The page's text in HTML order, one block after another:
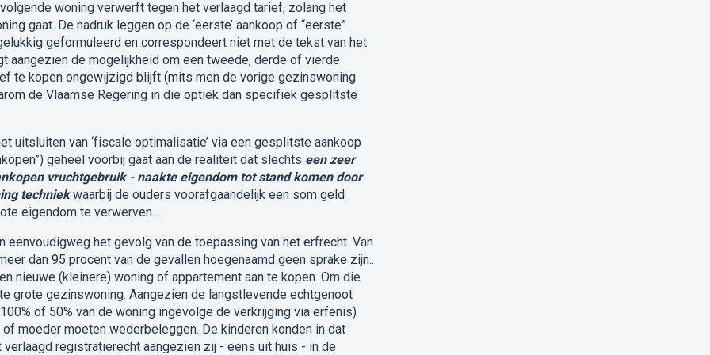
woning verwerft tegen het verlaagd tarief, zolang het
gaat. De nadruk leggen op de ‘eerste’ aankoop of “eerste”
geformuleerd en correspondeert niet met de tekst van het
aangezien de mogelijkheid om een tweede, derde of vierde
te kopen ongewijzigd blijft (mits men de vorige gezinswoning
de Vlaamse Regering in die optiek dan specifiek gesplitste
uitsluiten van ‘fiscale optimalisatie’ via een gesplitste aankoop
geheel voorbij gaat aan de realiteit dat slechts een zeer
vruchtgebruik - naakte eigendom tot stand komen door
techniek waarbij de ouders voorafgaandelijk een som geld
eigendom te verwerven….
het gevolg van de toepassing van het erfrecht. Van
dan 95 procent van de gevallen hoegenaamd geen sprake zijn..
nieuwe (kleinere) woning of appartement aan te kopen. Om die
grote gezinswoning. Aangezien de langstlevende echtgenoot
of 50% van de woning ingevolge de verkrijging via erfenis)
moeder moeten wederbeleggen. De kinderen konden in dat
registratierecht aangezien zij - eens uit huis - in de